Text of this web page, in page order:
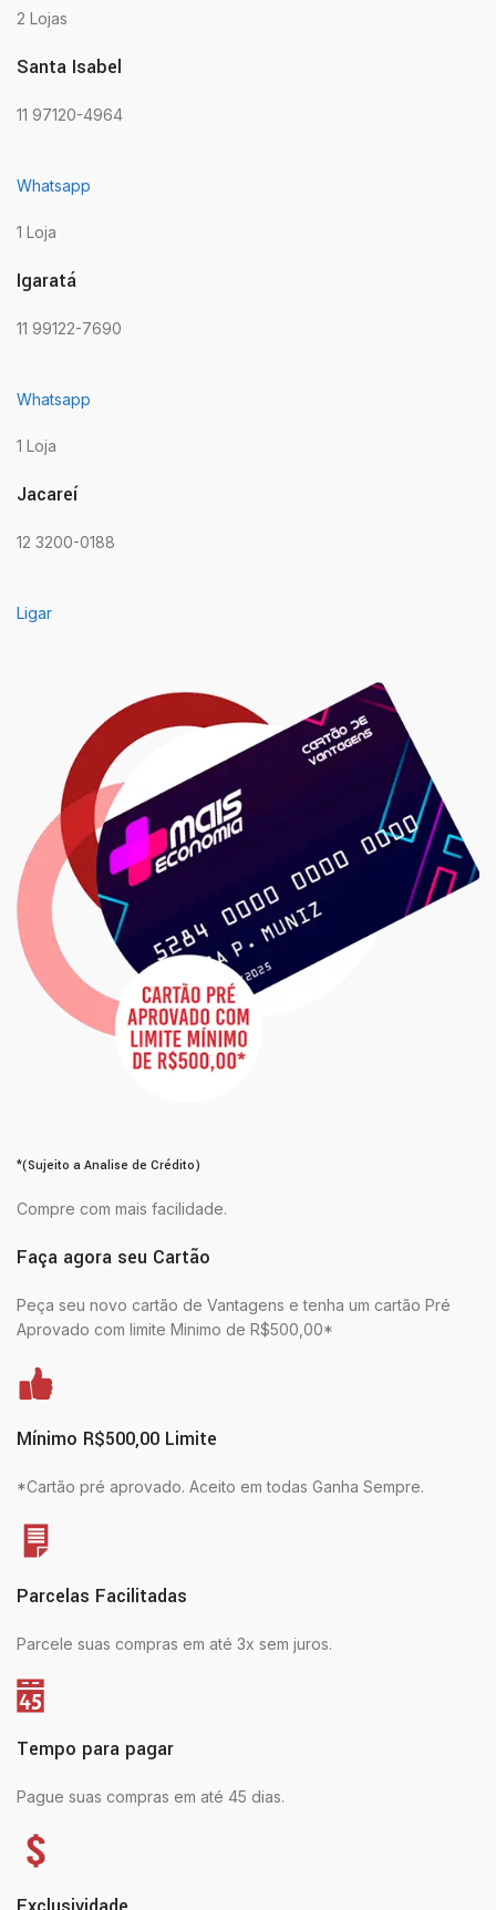
2 Lojas
Santa Isabel
11 97120-4964
Whatsapp
1 Loja
Igaratá
11 99122-7690
Whatsapp
1 Loja
Jacareí
12 3200-0188
Ligar
*(Sujeito a Analise de Crédito)
Compre com mais facilidade.
Faça agora seu Cartão
Peça seu novo cartão de Vantagens e tenha um cartão Pré
Aprovado com limite Minimo de R$500,00*
Mínimo R$500,00 Limite
*Cartão pré aprovado. Aceito em todas Ganha Sempre.
Parcelas Facilitadas
Parcele suas compras em até 3x sem juros.
Tempo para pagar
Pague suas compras em até 45 dias.